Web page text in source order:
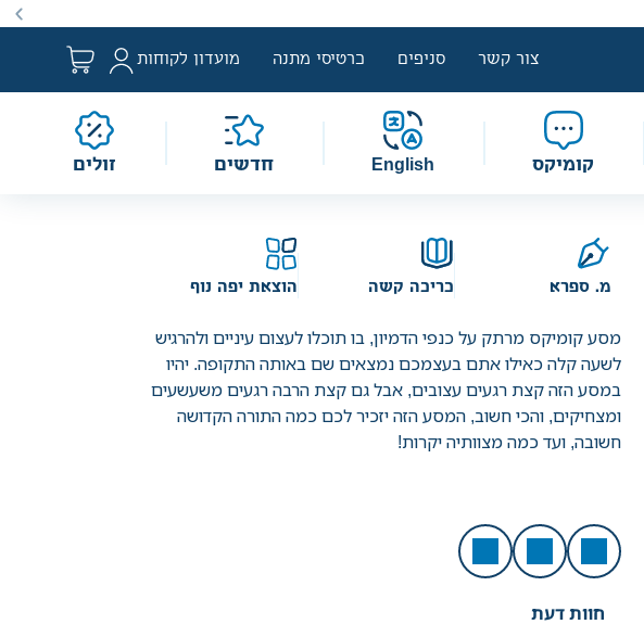
מוזלת, ואינם נחשבים למבצע לפי הגדרת החוק. מבצעים מתקיימים מעת לעת לתקופה
צור קשר סניפים כרטיסי מתנה מועדון לקוחות
קומיקס English חדשים זולים
מ. ספרא כריכה קשה הוצאת יפה נוף
מסע קומיקס מרתק על כנפי הדמיון, בו תוכלו לעצום עיניים ולהרגיש
לשעה קלה כאילו אתם בעצמכם נמצאים שם באותה התקופה. יהיו
במסע הזה קצת רגעים עצובים, אבל גם קצת הרבה רגעים משעשעים
ומצחיקים, והכי חשוב, המסע הזה יזכיר לכם כמה התורה הקדושה
חשובה, ועד כמה מצוותיה יקרות!
חוות דעת